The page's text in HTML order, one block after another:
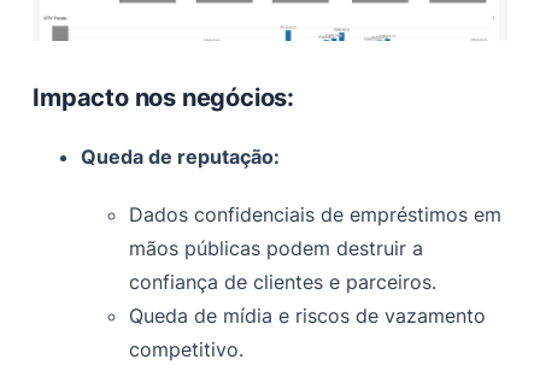
Impacto nos negócios:
Queda de reputação:
Dados confidenciais de empréstimos em
mãos públicas podem destruir a
confiança de clientes e parceiros.
Queda de mídia e riscos de vazamento
competitivo.